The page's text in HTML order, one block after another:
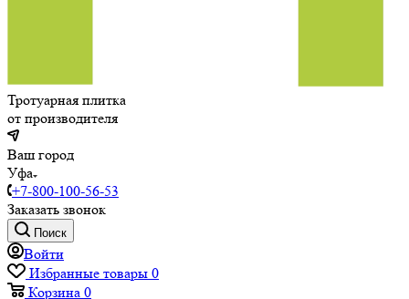
Тротуарная плитка
от производителя
Ваш город
Уфа
+7-800-100-56-53
Заказать звонок
Поиск
Войти
Избранные товары 0
Корзина 0